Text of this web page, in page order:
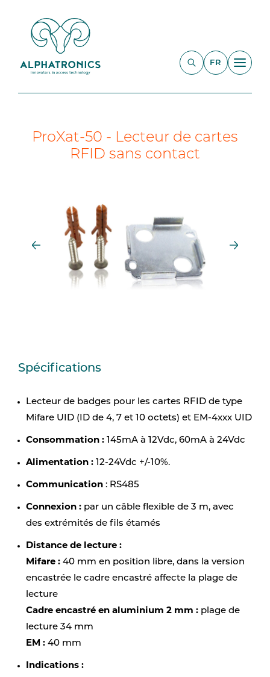
FR
ProXat-50 - Lecteur de cartes
RFID sans contact
Spécifications
Lecteur de badges pour les cartes RFID de type
Mifare UID (ID de 4, 7 et 10 octets) et EM-4xxx UID
Consommation : 145mA à 12Vdc, 60mA à 24Vdc
Alimentation : 12-24Vdc +/-10%.
Communication : RS485
Connexion : par un câble flexible de 3 m, avec
des extrémités de fils étamés
Distance de lecture :
Mifare : 40 mm en position libre, dans la version
encastrée le cadre encastré affecte la plage de
lecture
Cadre encastré en aluminium 2 mm : plage de
lecture 34 mm
EM : 40 mm
Indications :